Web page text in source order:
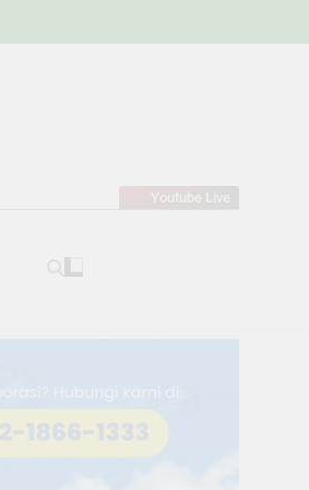
Youtube Live